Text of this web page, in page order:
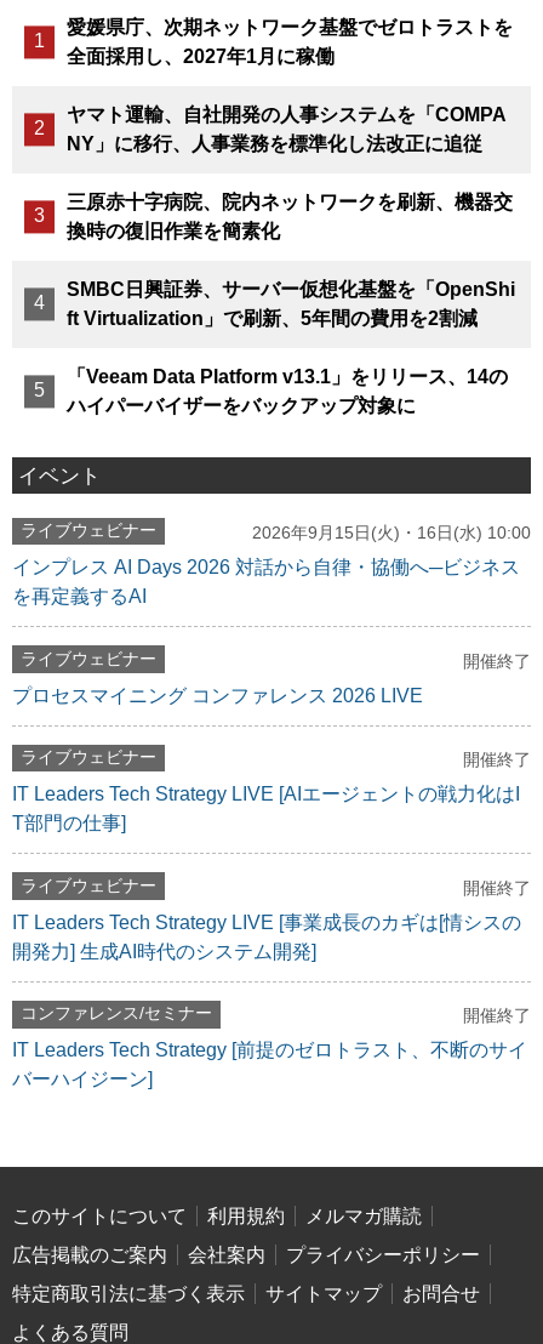
愛媛県庁、次期ネットワーク基盤でゼロトラストを
全面採用し、2027年1月に稼働
ヤマト運輸、自社開発の人事システムを「COMPA
NY」に移行、人事業務を標準化し法改正に追従
三原赤十字病院、院内ネットワークを刷新、機器交
換時の復旧作業を簡素化
SMBC日興証券、サーバー仮想化基盤を「OpenShi
ft Virtualization」で刷新、5年間の費用を2割減
「Veeam Data Platform v13.1」をリリース、14の
ハイパーバイザーをバックアップ対象に
イベント
ライブウェビナー 2026年9月15日(火)・16日(水) 10:00
インプレス AI Days 2026 対話から自律・協働へ─ビジネス
を再定義するAI
ライブウェビナー 開催終了
プロセスマイニング コンファレンス 2026 LIVE
ライブウェビナー 開催終了
IT Leaders Tech Strategy LIVE [AIエージェントの戦力化はI
T部門の仕事]
ライブウェビナー 開催終了
IT Leaders Tech Strategy LIVE [事業成長のカギは[情シスの
開発力] 生成AI時代のシステム開発]
コンファレンス/セミナー 開催終了
IT Leaders Tech Strategy [前提のゼロトラスト、不断のサイ
バーハイジーン]
このサイトについて 利用規約
メルマガ購読
広告掲載のご案内
会社案内
プライバシーポリシー
特定商取引法に基づく表示
サイトマップ
お問合せ
よくある質問